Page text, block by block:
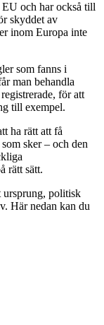
och har också till
skyddet av
inom Europa inte
som fanns i
man behandla
för att
till exempel.
ha rätt att få
sker – och den
rätt sätt.
ursprung, politisk
Här nedan kan du